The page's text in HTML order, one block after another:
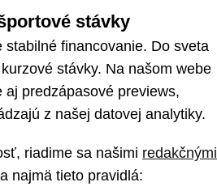
stávky
financovanie. Do sveta
stávky. Na našom webe
predzápasové previews,
z našej datovej analytiky.
riadime sa našimi redakčnými
najmä tieto pravidlá: